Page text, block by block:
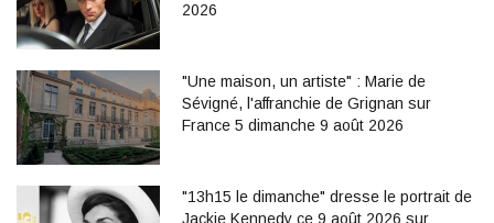
2026
"Une maison, un artiste" : Marie de
Sévigné, l'affranchie de Grignan sur
France 5 dimanche 9 août 2026
"13h15 le dimanche" dresse le portrait de
Jackie Kennedy ce 9 août 2026 sur